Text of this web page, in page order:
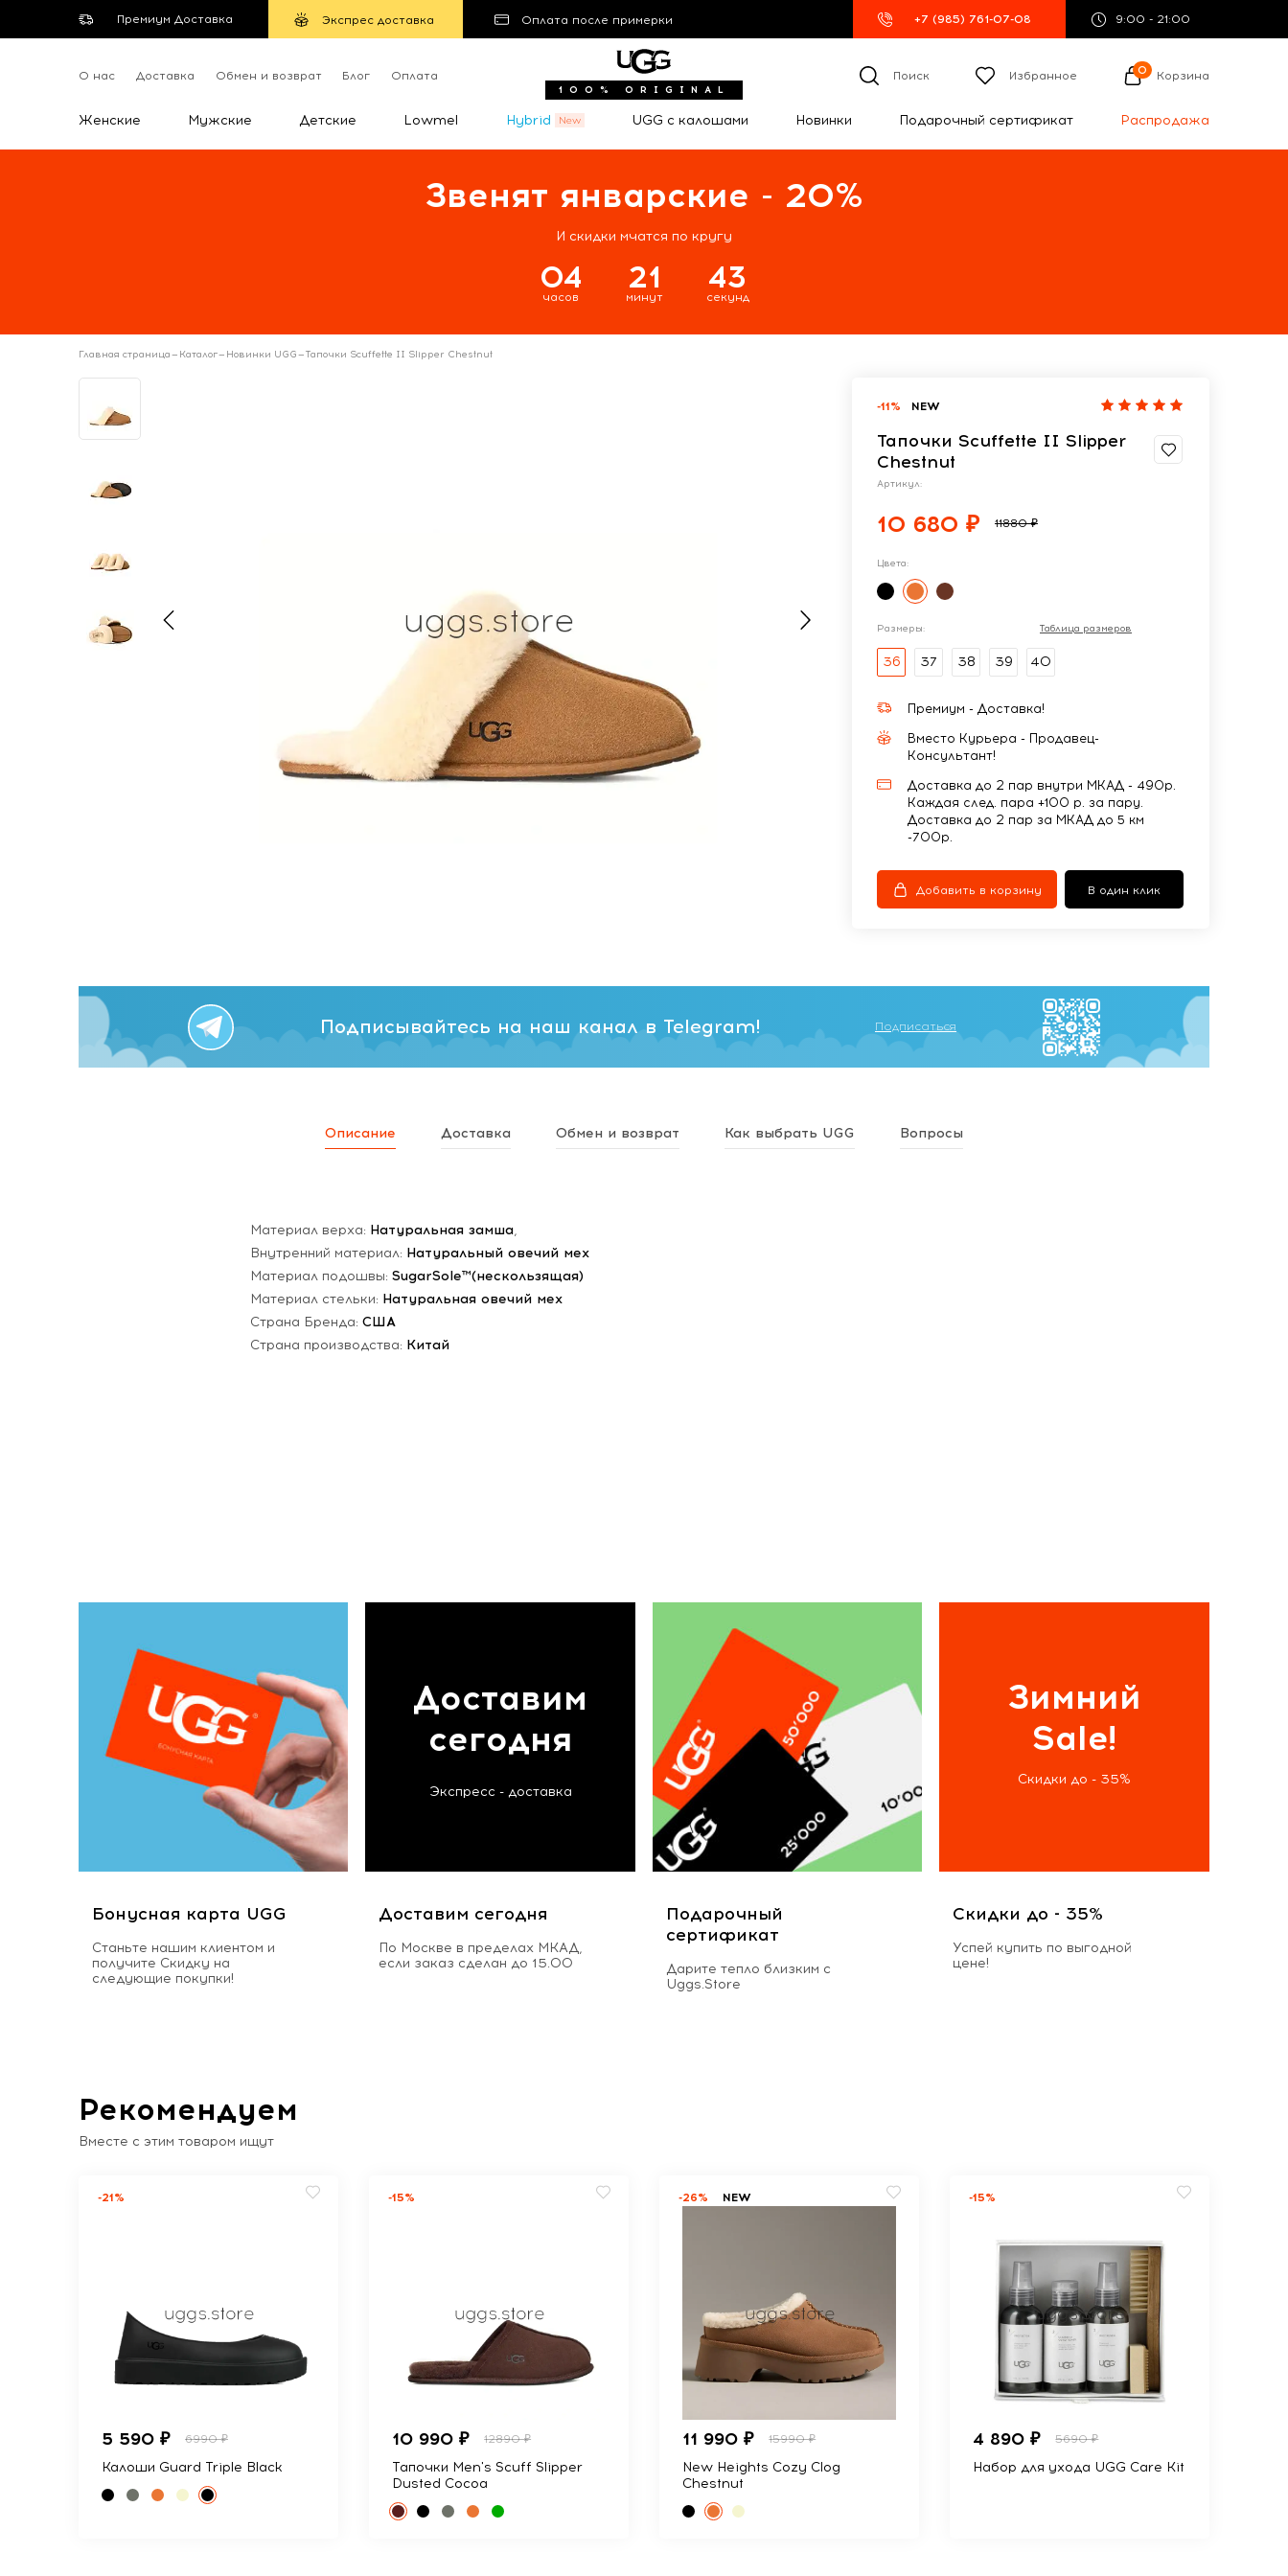
Премиум Доставка Экспрес доставка Оплата после примерки +7 (985) 761-07-08 9:00 - 21:00
О нас Доставка Обмен и возврат Блог Оплата
100% ORIGINAL
Поиск Избранное 0 Корзина
Женские Мужские Детские Lowmel Hybrid UGG с калошами Новинки Подарочный сертификат Распродажа
Звенят январские - 20%
И скидки мчатся по кругу
04
часов
21
минут
42
секунд
Главная страница— Каталог— Новинки UGG—Тапочки Scuffette II Slipper Chestnut
-11% NEW
Тапочки Scuffette II Slipper
Chestnut
Артикул:
10 680 ₽ 11880 ₽
Цвета:
Размеры: Таблица размеров
36 37 38 39 40
Премиум - Доставка!
Вместо Курьера - Продавец-
Консультант!
Доставка до 2 пар внутри МКАД - 490р.
Каждая след. пара +100 р. за пару.
Доставка до 2 пар за МКАД до 5 км
-700р.
Добавить в корзину В один клик
Подписывайтесь на наш канал в Telegram! Подписаться
Описание Доставка Обмен и возврат Как выбрать UGG Вопросы
Материал верха: Натуральная замша,
Внутренний материал: Натуральный овечий мех
Материал подошвы: SugarSole™(нескользящая)
Материал стельки: Натуральная овечий мех
Страна Бренда: США
Страна производства: Китай
Бонусная карта UGG
Станьте нашим клиентом и
получите Скидку на
следующие покупки!
Доставим
сегодня
Экспресс - доставка
Доставим сегодня
По Москве в пределах МКАД,
если заказ сделан до 15.00
Подарочный
сертификат
Дарите тепло близким с
Uggs.Store
Зимний
Sale!
Скидки до - 35%
Скидки до - 35%
Успей купить по выгодной
цене!
Рекомендуем
Вместе с этим товаром ищут
-21%
5 590 ₽ 6990 ₽
Калоши Guard Triple Black
-15%
10 990 ₽ 12890 ₽
Тапочки Men's Scuff Slipper
Dusted Cocoa
-26% NEW
11 990 ₽ 15990 ₽
New Heights Cozy Clog
Chestnut
-15%
4 890 ₽ 5690 ₽
Набор для ухода UGG Care Kit